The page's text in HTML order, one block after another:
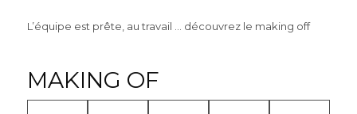
L’équipe est prête, au travail … découvrez le making off
MAKING OF